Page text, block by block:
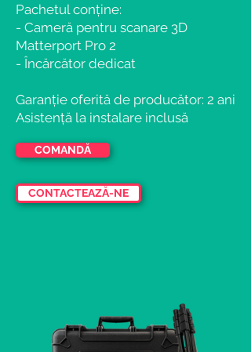
Pachetul conține:
- Cameră pentru scanare 3D
Matterport Pro 2
- Încărcător dedicat
Garanție oferită de producător: 2 ani
Asistență la instalare inclusă
COMANDĂ
CONTACTEAZĂ-NE